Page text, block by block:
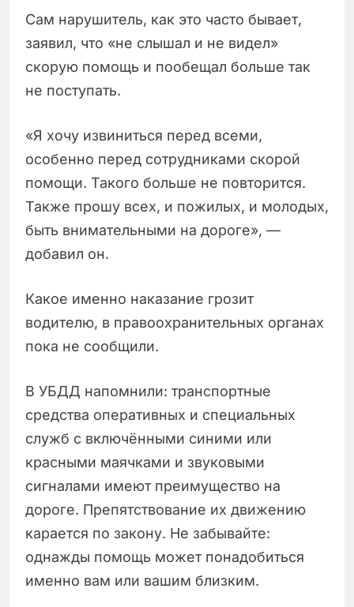
Сам нарушитель, как это часто бывает,
заявил, что «не слышал и не видел»
скорую помощь и пообещал больше так
не поступать.
«Я хочу извиниться перед всеми,
особенно перед сотрудниками скорой
помощи. Такого больше не повторится.
Также прошу всех, и пожилых, и молодых,
быть внимательными на дороге», —
добавил он.
Какое именно наказание грозит
водителю, в правоохранительных органах
пока не сообщили.
В УБДД напомнили: транспортные
средства оперативных и специальных
служб с включёнными синими или
красными маячками и звуковыми
сигналами имеют преимущество на
дороге. Препятствование их движению
карается по закону. Не забывайте:
однажды помощь может понадобиться
именно вам или вашим близким.